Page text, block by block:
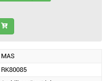
MAS
RK80085